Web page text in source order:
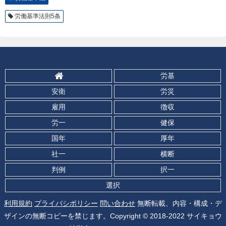
労働基準法則5条
労基
安衛
労災
雇用
徴収
労一
健保
国年
厚年
社一
横断
判例
択一
選択
利用規約 プライバシポリシー 問い合わせ 無断転載、内容・構成・デ
ザインの無断コピーを禁じます。Copyright © 2018-2022 サイキョウ